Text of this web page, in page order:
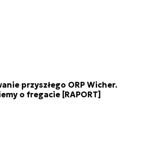
przyszłego ORP Wicher.
o fregacie [RAPORT]